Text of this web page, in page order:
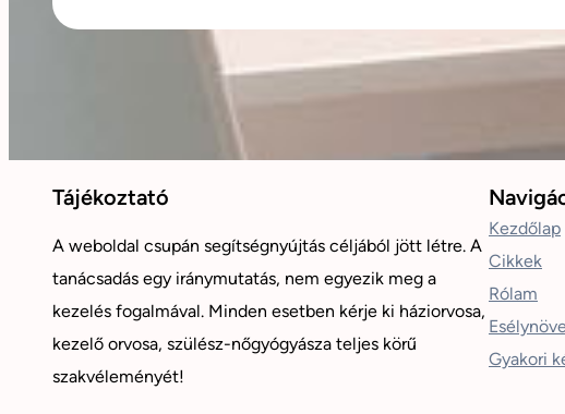
Tájékoztató
A weboldal csupán segítségnyújtás céljából jött létre. A
tanácsadás egy iránymutatás, nem egyezik meg a
kezelés fogalmával. Minden esetben kérje ki háziorvosa,
kezelő orvosa, szülész-nőgyógyásza teljes körű
szakvéleményét!
Kezdőlap
Cikkek
Rólam
Gyakori